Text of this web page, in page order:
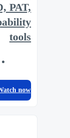
PAT,
tools
now